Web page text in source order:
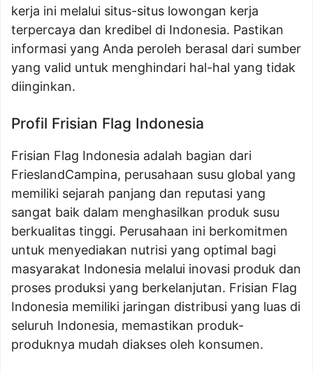
kerja ini melalui situs-situs lowongan kerja
terpercaya dan kredibel di Indonesia. Pastikan
informasi yang Anda peroleh berasal dari sumber
yang valid untuk menghindari hal-hal yang tidak
diinginkan.
Profil Frisian Flag Indonesia
Frisian Flag Indonesia adalah bagian dari
FrieslandCampina, perusahaan susu global yang
memiliki sejarah panjang dan reputasi yang
sangat baik dalam menghasilkan produk susu
berkualitas tinggi. Perusahaan ini berkomitmen
untuk menyediakan nutrisi yang optimal bagi
masyarakat Indonesia melalui inovasi produk dan
proses produksi yang berkelanjutan. Frisian Flag
Indonesia memiliki jaringan distribusi yang luas di
seluruh Indonesia, memastikan produk-
produknya mudah diakses oleh konsumen.